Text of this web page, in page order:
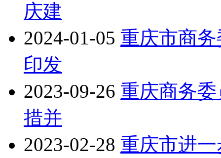
庆建
2024-01-05 重庆市商
印发
2023-09-26 重庆商务
措并
2023-02-28 重庆市进